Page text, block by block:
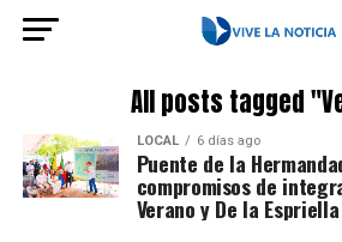
All posts tagged
LOCAL 6 días ago
Puente de la
compromisos de
Verano y De la Espriella